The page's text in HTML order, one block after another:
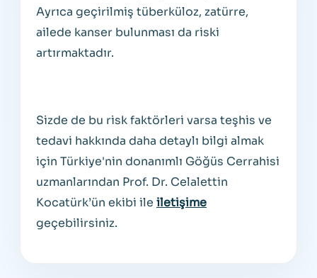
Ayrıca geçirilmiş tüberküloz, zatürre,
ailede kanser bulunması da riski
artırmaktadır.
Sizde de bu risk faktörleri varsa teşhis ve
tedavi hakkında daha detaylı bilgi almak
için Türkiye'nin donanımlı Göğüs Cerrahisi
uzmanlarından Prof. Dr. Celalettin
Kocatürk’ün ekibi ile iletişime
geçebilirsiniz.